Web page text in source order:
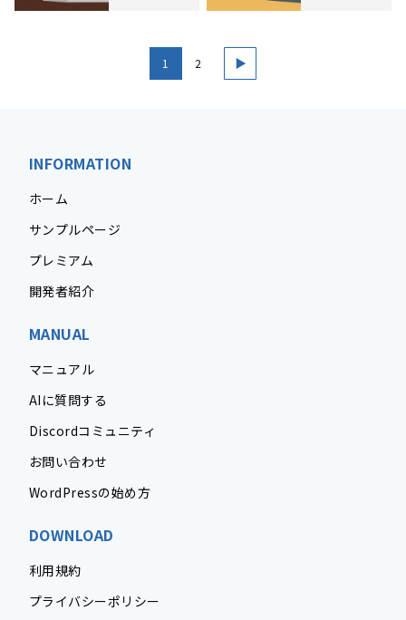
1 2
INFORMATION
ホーム
サンプルページ
プレミアム
開発者紹介
MANUAL
マニュアル
AIに質問する
Discordコミュニティ
お問い合わせ
WordPressの始め方
DOWNLOAD
利用規約
プライバシーポリシー